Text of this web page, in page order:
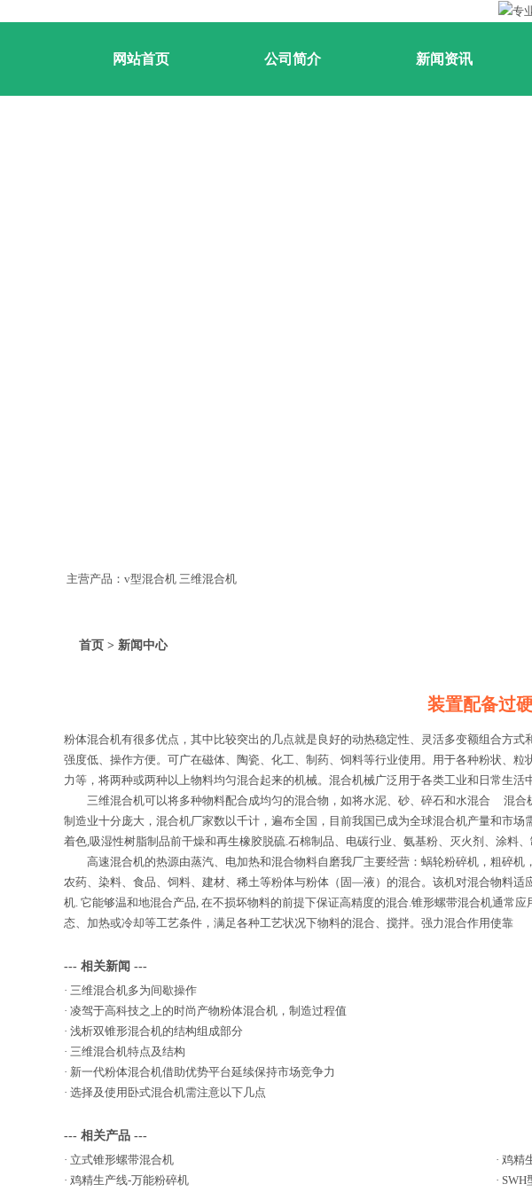
网站首页 公司简介 新闻资讯
主营产品：v型混合机 三维混合机
首页 > 新闻中心
装置配备过
粉体混合机有很多优点，其中比较突出的几点就是良好的动热稳定性、灵活多变额组合方
强度低、操作方便。可广在磁体、陶瓷、化工、制药、饲料等行业使用。用于各种粉状、
力等，将两种或两种以上物料均匀混合起来的机械。混合机械广泛用于各类工业和日常生活
三维混合机可以将多种物料配合成均匀的混合物，如将水泥、砂、碎石和水混合 混合
制造业十分庞大，混合机厂家数以千计，遍布全国，目前我国已成为全球混合机产量和市
着色,吸湿性树脂制品前干燥和再生橡胶脱硫.石棉制品、电碳行业、氨基粉、灭火剂、涂料
高速混合机的热源由蒸汽、电加热和混合物料自磨我厂主要经营：蜗轮粉碎机，粗碎
农药、染料、食品、饲料、建材、稀土等粉体与粉体（固—液）的混合。该机对混合物料
机. 它能够温和地混合产品, 在不损坏物料的前提下保证高精度的混合.锥形螺带混合机通常
态、加热或冷却等工艺条件，满足各种工艺状况下物料的混合、搅拌。强力混合作用使靠
--- 相关新闻 ---
· 三维混合机多为间歇操作
· 凌驾于高科技之上的时尚产物粉体混合机，制造过程值
· 浅析双锥形混合机的结构组成部分
· 三维混合机特点及结构
· 新一代粉体混合机借助优势平台延续保持市场竞争力
· 选择及使用卧式混合机需注意以下几点
--- 相关产品 ---
· 立式锥形螺带混合机 · 鸡精
· 鸡精生产线-万能粉碎机 · SWH